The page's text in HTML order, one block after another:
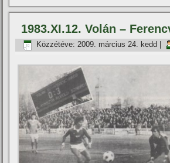
1983.XI.12. Volán –
Közzétéve: 2009. március 24. kedd